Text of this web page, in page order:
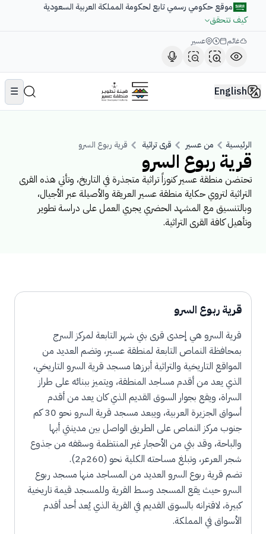
موقع حكومي رسمي تابع لحكومة المملكة العربية السعودية
كيف تتحقق
غائم عسير
English
☰
الرئيسية من عسير قرى تراثية قرية ربوع السرو
قرية ربوع السرو
تحتضن منطقة عسير كنوزاً تراثية متجذرة في التاريخ، وتأتي هذه القرى
التراثية لتروي حكاية منطقة عسير العريقة والأصيلة عبر الأجيال،
وبالتنسيق مع المشهد الحضري يجري العمل على دراسة تطوير
وتأهيل كافة القرى التراثية.
قرية ربوع السرو
قرية السرو هي إحدى قرى بني شهر التابعة لمركز السرج
بمحافظة النماص التابعة لمنطقة عسير، وتضم العديد من
المواقع التاريخية والتراثية أبرزها مسجد قرية السرو التاريخي،
الذي يعد من أقدم مساجد المنطقة، ويتميز ببنائه على طراز
السراة، ويقع بجوار السوق القديم الذي كان يعد من أقدم
أسواق الجزيرة العربية، ويبعد مسجد قرية السرو نحو 30 كم
جنوب مركز النماص على الطريق الواصل بين مدينتي أبها
والباحة، وقد بني من الأحجار غير المنتظمة وسقفه من جذوع
شجر العرعر، وتبلغ مساحته الكلية نحو (260م2).
تضم قرية ربوع السرو العديد من المساجد منها مسجد ربوع
السرو حيث يقع المسجد وسط القرية وللمسجد قيمة تاريخية
كبيرة، لاقترانه بالسوق القديم في القرية الذي يُعد أحد أقدم
الأسواق في المملكة.